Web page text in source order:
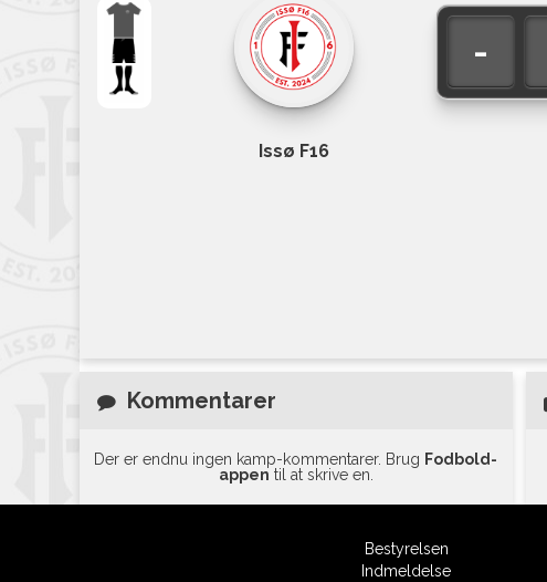
Issø F16
-
Kommentarer
Der er endnu ingen kamp-kommentarer. Brug Fodbold-
appen til at skrive en.
Bestyrelsen
Indmeldelse